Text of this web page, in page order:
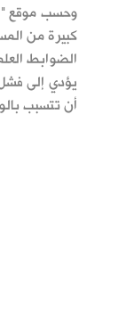
وحسب موقع
كبيرة من
الضوابط
يؤدي إلى
أن تتسبب